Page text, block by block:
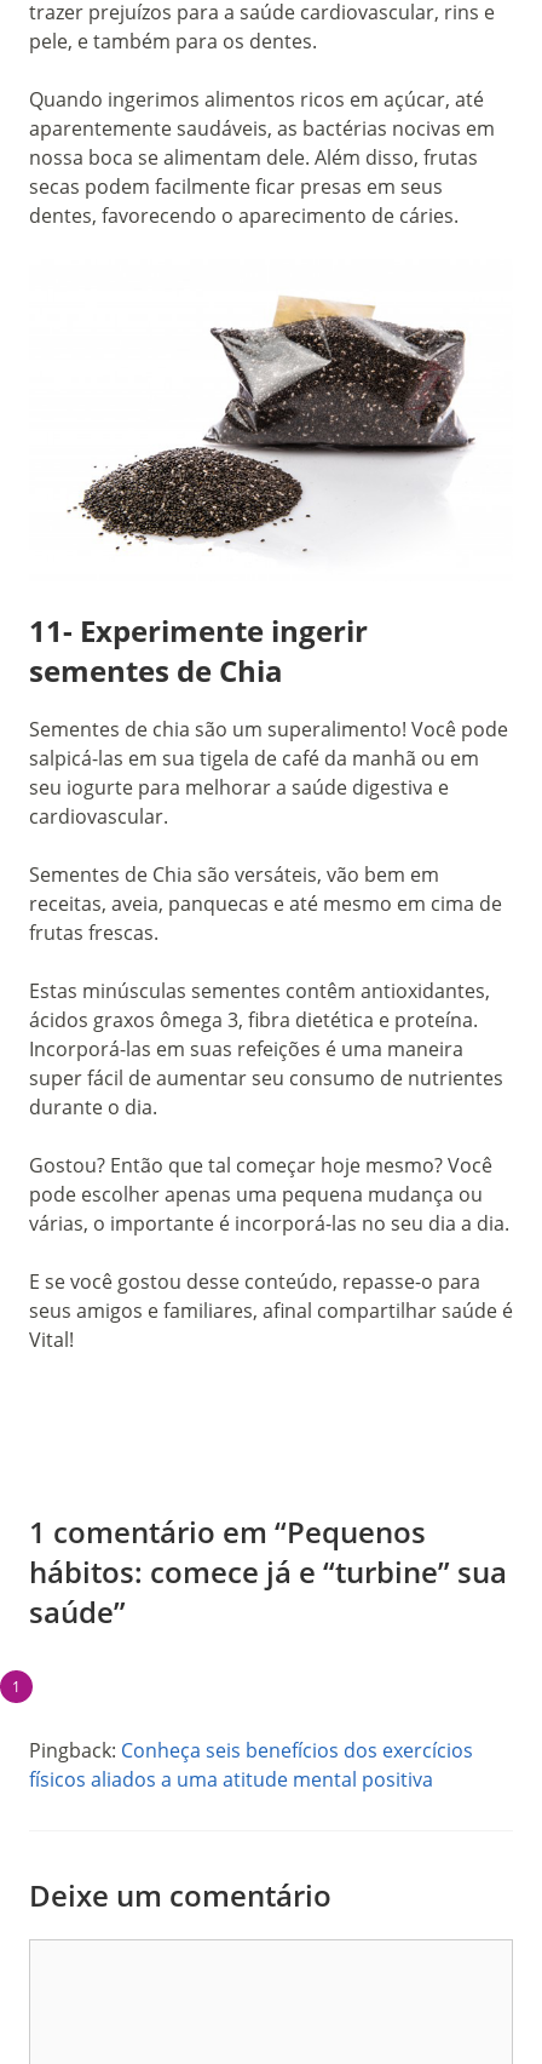
trazer prejuízos para a saúde cardiovascular, rins e
pele, e também para os dentes.
Quando ingerimos alimentos ricos em açúcar, até
aparentemente saudáveis, as bactérias nocivas em
nossa boca se alimentam dele. Além disso, frutas
secas podem facilmente ficar presas em seus
dentes, favorecendo o aparecimento de cáries.
11- Experimente ingerir
sementes de Chia
Sementes de chia são um superalimento! Você pode
salpicá-las em sua tigela de café da manhã ou em
seu iogurte para melhorar a saúde digestiva e
cardiovascular.
Sementes de Chia são versáteis, vão bem em
receitas, aveia, panquecas e até mesmo em cima de
frutas frescas.
Estas minúsculas sementes contêm antioxidantes,
ácidos graxos ômega 3, fibra dietética e proteína.
Incorporá-las em suas refeições é uma maneira
super fácil de aumentar seu consumo de nutrientes
durante o dia.
Gostou? Então que tal começar hoje mesmo? Você
pode escolher apenas uma pequena mudança ou
várias, o importante é incorporá-las no seu dia a dia.
E se você gostou desse conteúdo, repasse-o para
seus amigos e familiares, afinal compartilhar saúde é
Vital!
1 comentário em “Pequenos
hábitos: comece já e “turbine” sua
saúde”
Pingback: Conheça seis benefícios dos exercícios
físicos aliados a uma atitude mental positiva
Deixe um comentário